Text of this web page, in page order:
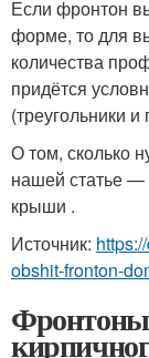
Если фронтон
форме, то для
количества
придётся
(треугольники
О том, сколько
нашей статье —
крыши .
Источник:
obshit-fronton-
Фронтоны